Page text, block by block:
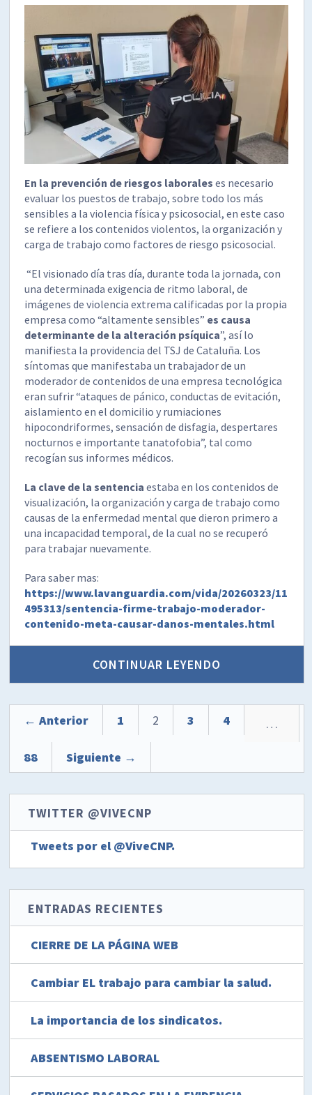
En la prevención de riesgos laborales es necesario
evaluar los puestos de trabajo, sobre todo los más
sensibles a la violencia física y psicosocial, en este caso
se refiere a los contenidos violentos, la organización y
carga de trabajo como factores de riesgo psicosocial.
“El visionado día tras día, durante toda la jornada, con
una determinada exigencia de ritmo laboral, de
imágenes de violencia extrema calificadas por la propia
empresa como “altamente sensibles” es causa
determinante de la alteración psíquica”, así lo
manifiesta la providencia del TSJ de Cataluña. Los
síntomas que manifestaba un trabajador de un
moderador de contenidos de una empresa tecnológica
eran sufrir “ataques de pánico, conductas de evitación,
aislamiento en el domicilio y rumiaciones
hipocondriformes, sensación de disfagia, despertares
nocturnos e importante tanatofobia”, tal como
recogían sus informes médicos.
La clave de la sentencia estaba en los contenidos de
visualización, la organización y carga de trabajo como
causas de la enfermedad mental que dieron primero a
una incapacidad temporal, de la cual no se recuperó
para trabajar nuevamente.
Para saber mas:
https://www.lavanguardia.com/vida/20260323/11
495313/sentencia-firme-trabajo-moderador-
contenido-meta-causar-danos-mentales.html
CONTINUAR LEYENDO
← Anterior 1 2 3 4 …
88 Siguiente →
TWITTER @VIVECNP
Tweets por el @ViveCNP.
ENTRADAS RECIENTES
CIERRE DE LA PÁGINA WEB
Cambiar EL trabajo para cambiar la salud.
La importancia de los sindicatos.
ABSENTISMO LABORAL